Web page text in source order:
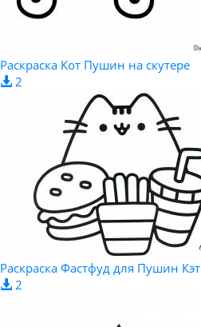
Раскраска Кот Пушин на скутере
2
Раскраска Фастфуд для Пушин Кэт
2